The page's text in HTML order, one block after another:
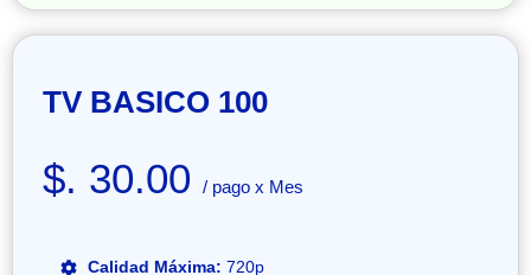
TV BASICO 100
$. 30.00 / pago x Mes
Calidad Máxima: 720p